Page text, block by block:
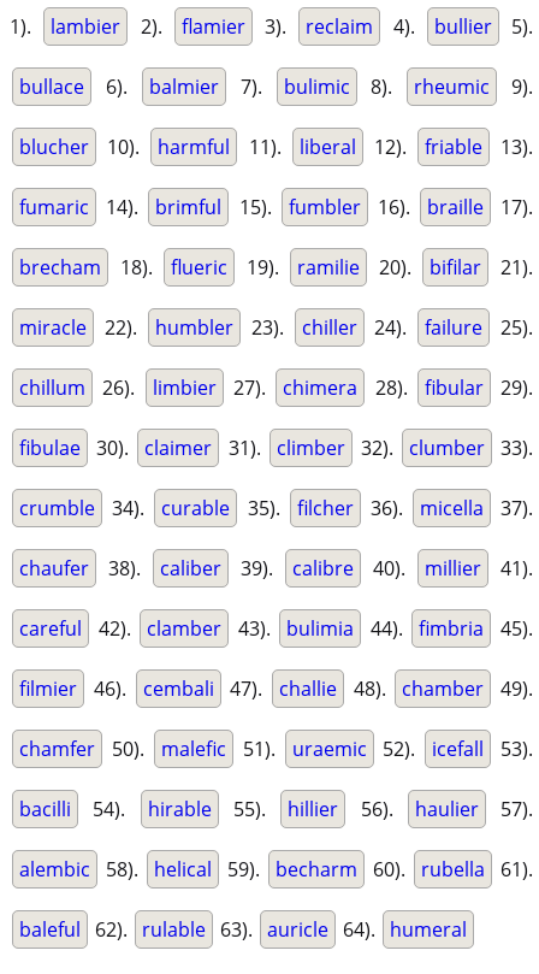
1). lambier 2). flamier 3). reclaim 4). bullier 5).
bullace 6). balmier 7). bulimic 8). rheumic 9).
blucher 10). harmful 11). liberal 12). friable 13).
fumaric 14). brimful 15). fumbler 16). braille 17).
brecham 18). flueric 19). ramilie 20). bifilar 21).
miracle 22). humbler 23). chiller 24). failure 25).
chillum 26). limbier 27). chimera 28). fibular 29).
fibulae 30). claimer 31). climber 32). clumber 33).
crumble 34). curable 35). filcher 36). micella 37).
chaufer 38). caliber 39). calibre 40). millier 41).
careful 42). clamber 43). bulimia 44). fimbria 45).
filmier 46). cembali 47). challie 48). chamber 49).
chamfer 50). malefic 51). uraemic 52). icefall 53).
bacilli 54). hirable 55). hillier 56). haulier 57).
alembic 58). helical 59). becharm 60). rubella 61).
baleful 62). rulable 63). auricle 64). humeral